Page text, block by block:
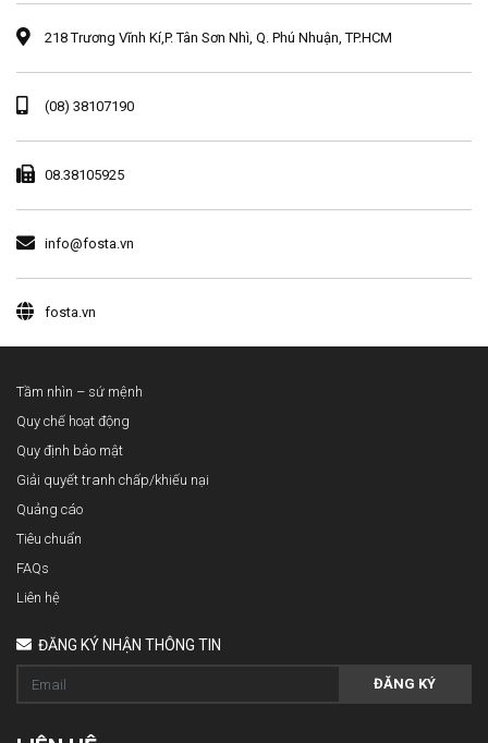
218 Trương Vĩnh Kí,P. Tân Sơn Nhì, Q. Phú Nhuận, TP.HCM
(08) 38107190
08.38105925
info@fosta.vn
fosta.vn
Tầm nhìn – sứ mệnh
Quy chế hoạt động
Quy định bảo mật
Giải quyết tranh chấp/khiếu nại
Quảng cáo
Tiêu chuẩn
FAQs
Liên hệ
ĐĂNG KÝ NHẬN THÔNG TIN
ĐĂNG KÝ